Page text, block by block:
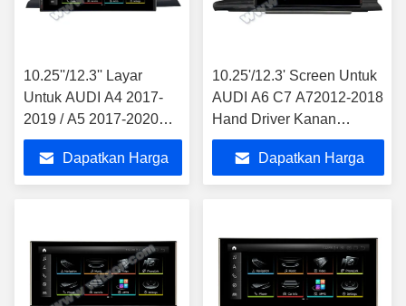
10.25''/12.3'' Layar
Untuk AUDI A4 2017-
2019 / A5 2017-2020
Pengemudi Kanan
Android Multimedia
Player
Dapatkan Harga
10.25'/12.3' Screen Untuk
AUDI A6 C7 A72012-2018
Hand Driver Kanan
Android Multimedia Player
Dapatkan Harga